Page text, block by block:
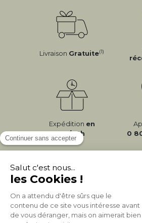
Livraison Gratuite(1)
Expédition en
24/72h
0
À PROPOS DE MILIBOO
AIDE & CONTACT